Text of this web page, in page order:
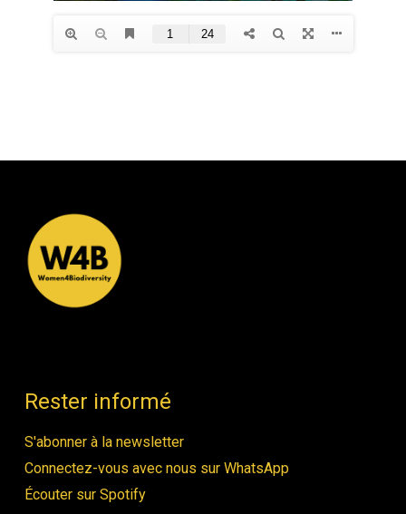
Rester informé
S'abonner à la newsletter
Connectez-vous avec nous sur WhatsApp
Écouter sur Spotify